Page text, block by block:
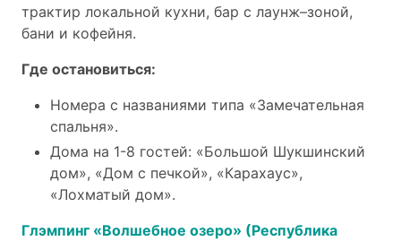
трактир локальной кухни, бар с лаунж–зоной,
бани и кофейня.
Где остановиться:
Номера с названиями типа «Замечательная
спальня».
Дома на 1-8 гостей: «Большой Шукшинский
дом», «Дом с печкой», «Карахаус»,
«Лохматый дом».
Глэмпинг «Волшебное озеро» (Республика